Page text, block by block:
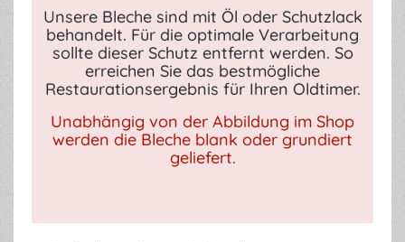
Unsere Bleche sind mit Öl oder Schutzlack
behandelt. Für die optimale Verarbeitung
sollte dieser Schutz entfernt werden. So
erreichen Sie das bestmögliche
Restaurationsergebnis für Ihren Oldtimer.
Unabhängig von der Abbildung im Shop
werden die Bleche blank oder grundiert
geliefert.